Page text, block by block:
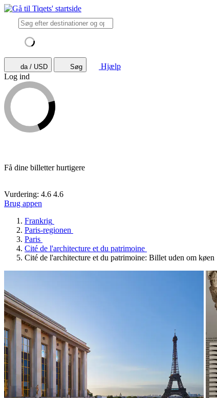
da / USD Søg
Hjælp
Log ind
Få dine billetter hurtigere
Vurdering: 4.6 4.6
Brug appen
Frankrig
Paris-regionen
Paris
Cité de l'architecture et du patrimoine
Cité de l'architecture et du patrimoine: Billet uden om køen